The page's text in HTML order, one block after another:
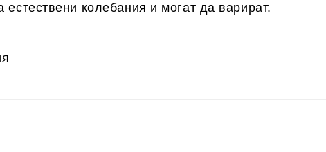
естествени колебания и могат да варират.